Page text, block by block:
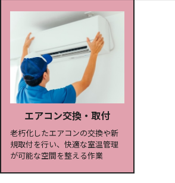
エアコン交換・取付
老朽化したエアコンの交換や新
規取付を行い、快適な室温管理
が可能な空間を整える作業